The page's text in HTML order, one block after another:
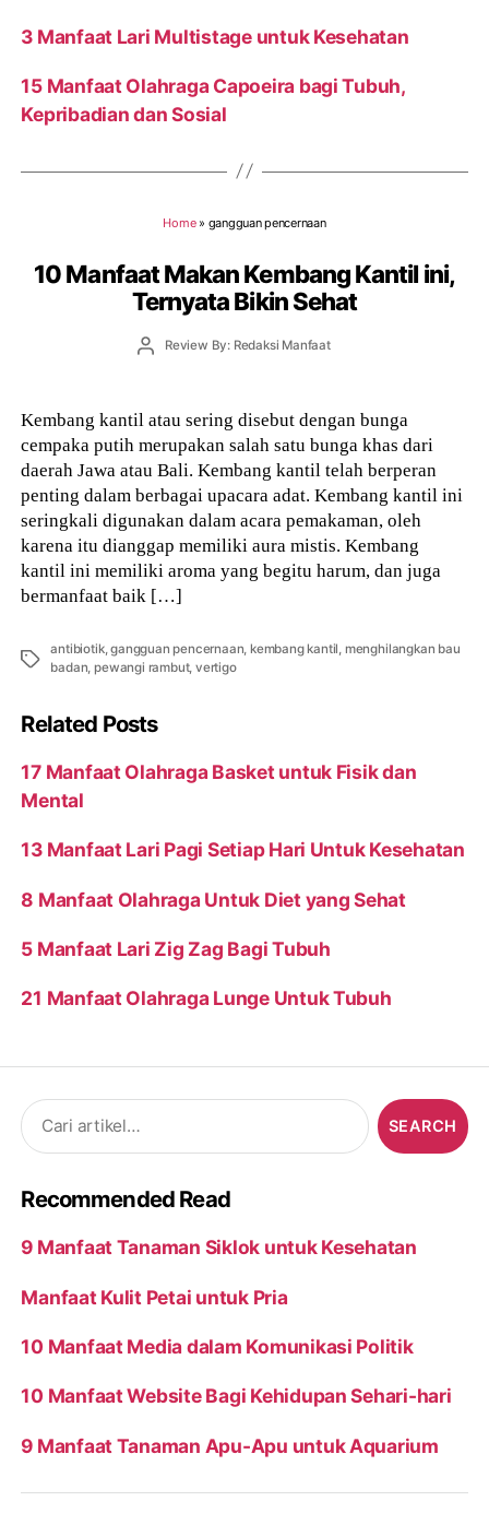
3 Manfaat Lari Multistage untuk Kesehatan
15 Manfaat Olahraga Capoeira bagi Tubuh,
Kepribadian dan Sosial
Home» gangguan pencernaan
10 Manfaat Makan Kembang Kantil ini,
Ternyata Bikin Sehat
PostReview By: Redaksi Manfaat
Kembang kantil atau sering disebut dengan bunga
cempaka putih merupakan salah satu bunga khas dari
daerah Jawa atau Bali. Kembang kantil telah berperan
penting dalam berbagai upacara adat. Kembang kantil ini
seringkali digunakan dalam acara pemakaman, oleh
karena itu dianggap memiliki aura mistis. Kembang
kantil ini memiliki aroma yang begitu harum, dan juga
bermanfaat baik […]
Tags
antibiotik,gangguan pencernaan, kembang kantil, menghilangkan bau
badan,pewangi rambut, vertigo
Related Posts
17 Manfaat Olahraga Basket untuk Fisik dan
Mental
13 Manfaat Lari Pagi Setiap Hari Untuk Kesehatan
8 Manfaat Olahraga Untuk Diet yang Sehat
5 Manfaat Lari Zig Zag Bagi Tubuh
21 Manfaat Olahraga Lunge Untuk Tubuh
Search
for:
Recommended Read
9 Manfaat Tanaman Siklok untuk Kesehatan
Manfaat Kulit Petai untuk Pria
10 Manfaat Media dalam Komunikasi Politik
10 Manfaat Website Bagi Kehidupan Sehari-hari
9 Manfaat Tanaman Apu-Apu untuk Aquarium